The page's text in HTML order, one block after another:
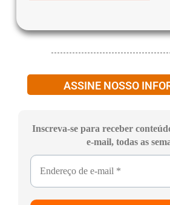
ASSINE NOSSO
Inscreva-se para receber
e-mail, todas as